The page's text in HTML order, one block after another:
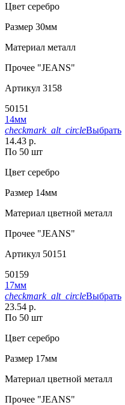
Цвет серебро
Размер 30мм
Материал металл
Прочее "JEANS"
Артикул 3158
50151
14мм
checkmark_alt_circleВыбрать
14.43 р.
По 50 шт
Цвет серебро
Размер 14мм
Материал цветной металл
Прочее "JEANS"
Артикул 50151
50159
17мм
checkmark_alt_circleВыбрать
23.54 р.
По 50 шт
Цвет серебро
Размер 17мм
Материал цветной металл
Прочее "JEANS"